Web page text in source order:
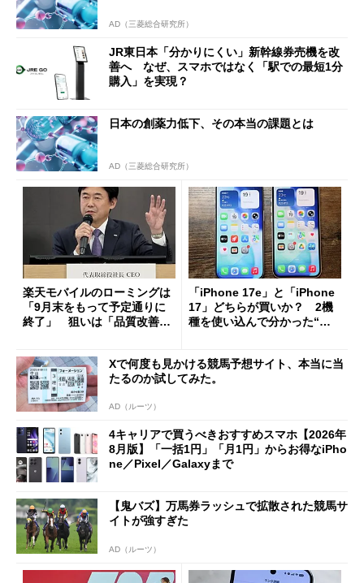
AD（三菱総合研究所）
JR東日本「分かりにくい」新幹線券売機を改
善へ なぜ、スマホではなく「駅での最短1分
購入」を実現？
日本の創薬力低下、その本当の課題とは
AD（三菱総合研究所）
楽天モバイルのローミングは
「9月末をもって予定通りに
終了」 狙いは「品質改善」
も
「iPhone 17e」と「iPhone
17」どちらが買いか？ 2機
種を使い込んで分かった“ス
Xで何度も見かける競馬予想サイト、本当に当
たるのか試してみた。
AD（ルーツ）
4キャリアで買うべきおすすめスマホ【2026年
8月版】「一括1円」「月1円」からお得なiPho
ne／Pixel／Galaxyまで
【鬼バズ】万馬券ラッシュで拡散された競馬サ
イトが強すぎた
AD（ルーツ）